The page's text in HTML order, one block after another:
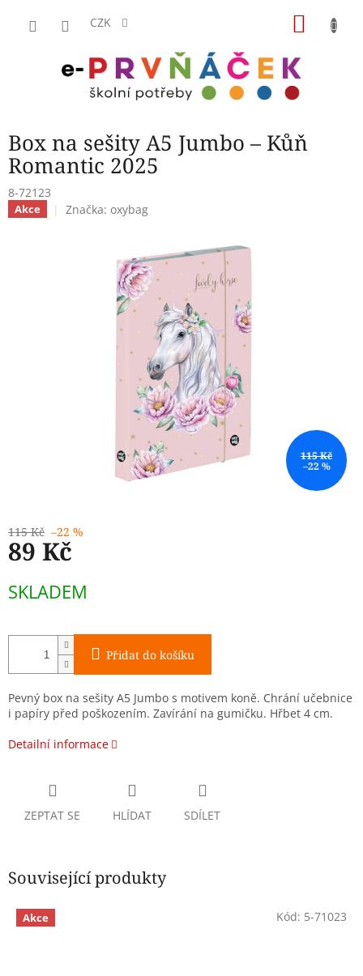
CZK
Box na sešity A5 Jumbo – Kůň
Romantic 2025
8-72123
Akce Značka: oxybag
115 Kč
–22 %
115 Kč –22 %
89 Kč
cena:
SKLADEM
Přidat do košíku
Pevný box na sešity A5 Jumbo s motivem koně. Chrání učebnice
i papíry před poškozením. Zavírání na gumičku. Hřbet 4 cm.
Detailní informace
ZEPTAT SE HLÍDAT SDÍLET
Související produkty
Akce Kód: 5-71023